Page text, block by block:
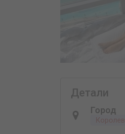
Детали
Город
Королев